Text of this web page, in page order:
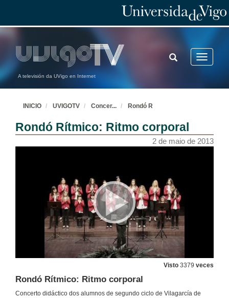
A televisión da UVigo en Internet
Toggle
TOGGLE
SEARCH
INICIO UVIGOTV Concer... Rondó R
Rondó Rítmico: Ritmo corporal
2 de maio de 2013
Visto 3379 veces
Rondó Rítmico: Ritmo corporal
Concerto didáctico dos alumnos de segundo ciclo de Vilagarcía de